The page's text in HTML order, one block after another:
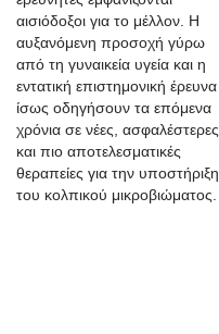
αισιόδοξοι για το μέλλον. Η
αυξανόμενη προσοχή γύρω
από τη γυναικεία υγεία και η
εντατική επιστημονική έρευνα
ίσως οδηγήσουν τα επόμενα
χρόνια σε νέες, ασφαλέστερες
και πιο αποτελεσματικές
θεραπείες για την υποστήριξη
του κολπικού μικροβιώματος.